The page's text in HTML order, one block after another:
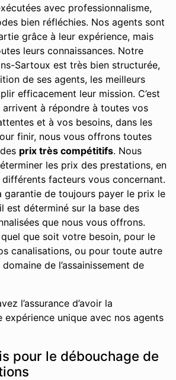
avec professionnalisme,
bien réfléchies. Nos agents sont
grâce à leur expérience, mais
leurs connaissances. Notre
Sartoux est très bien structurée,
de ses agents, les meilleurs
efficacement leur mission. C’est
arrivent à répondre à toutes vos
et à vos besoins, dans les
finir, nous vous offrons toutes
prix très compétitifs. Nous
les prix des prestations, en
facteurs vous concernant.
garantie de toujours payer le prix le
est déterminé sur la base des
que nous vous offrons.
que soit votre besoin, pour le
canalisations, ou pour toute autre
de l’assainissement de
l’assurance d’avoir la
expérience unique avec nos agents
pour le débouchage de